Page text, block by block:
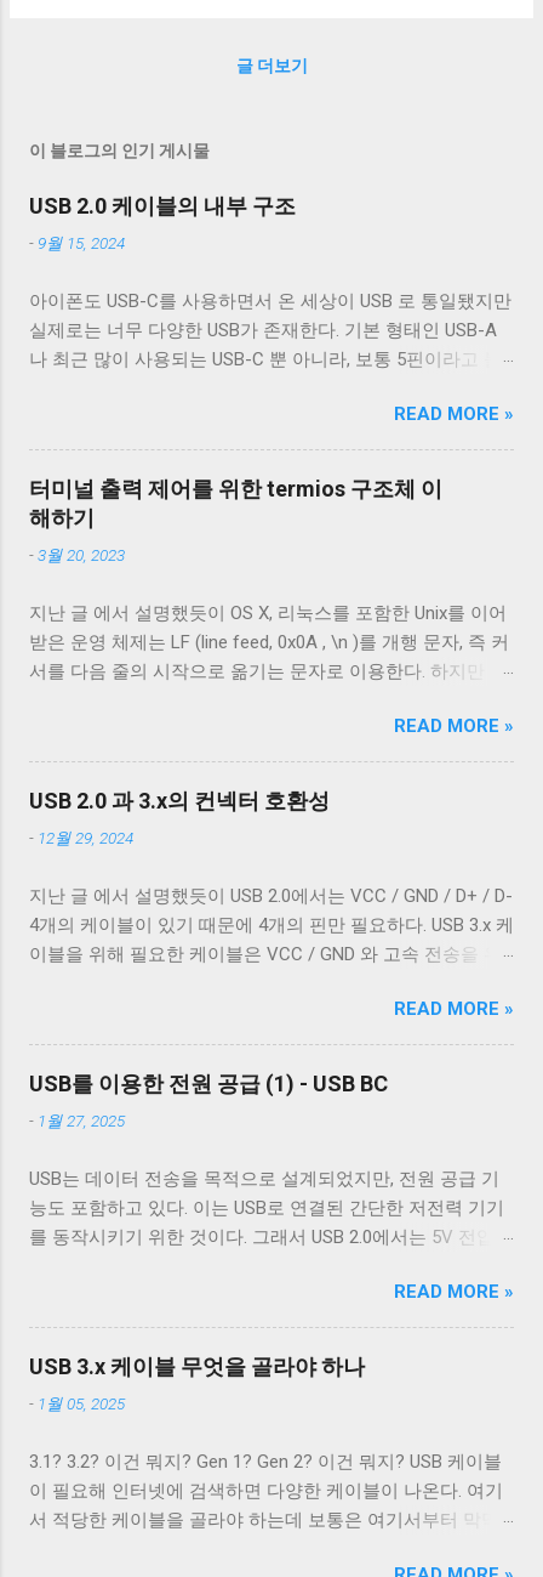
하지 않은 dictionary, set, list 등을 인자로 받는 함수는 이 데
으로 변환해야 한다. 게다가 keyword argument 를...
0x5678FFF5 , 0x5678FFF6 , 0x5678FFF7 인 경우 모두
space에서 쓸 수 있는 최대 메모리가 제한돼 있다. 예를 들어
32-bit 윈도우에서 user space는 최대 3GB 까지 늘릴 수 있지
만 , 기본적으로 2GB이다. 즉, MSB(Most Significant Bit) 1 bit
를 tag에 쓸 수 있다. 64-bit 리눅스라면, 프로세스당 최대 메
MSB로부터 16 bit를 tag에 사용할 수 있다. 하지만 위의 두 예
시에서 보았듯이 tag에 이용할 수 있는 MSB의 크기는 시스템
별로 다르다. 따라서 MSB를 tagged pointer로 사용하는 경우
든 포인터에 일반적으로 적용하지 않아도 된다. 그보다는 테
이블같은 것에 저장할 포인터에만 사용하거나 포인터를 리턴
하는 함수에 대해서만 사용하는 것이 일반적이다. 특히 포인
터와 추가 정보를 리턴하...
글 더보기
이 블로그의 인기 게시물
USB 2.0 케이블의 내부 구조
- 9월 15, 2024
아이폰도 USB-C를 사용하면서 온 세상이 USB 로 통일됐지만
실제로는 너무 다양한 USB가 존재한다. 기본 형태인 USB-A
나 최근 많이 사용되는 USB-C 뿐 아니라, 보통 5핀이라고 불
그래도 컨넥터는 모양이 다르기 때문에 쉽게 구분할 수 있는
데 케이블은 답이 없다. 겉으로는 똑같아 보이는 케이블이라
도 어떤 케이블은 데이터 통신이 안 되고 어떤 케이블은 데이
터 통신이 가능하다. 이런 차이는 케이블 내부 구성에 따라 발
생한다. 이번 글에서는 USB 2.0 케이블의 내부를 통해 USB 케
이블에 대해 자세히 알아보겠다. Micro-B 케이블의 편조 차폐
2.0 케이블의 피복을 벗겨낸 것이다. 절연체 아래로 금속 선이
있는 것을 알 수 있다. 이 선들은 금속 선이지만 전선은 아니
다. 이 선은 전자기 차폐를 목적으로 들어간 금속 선이다. 실
는 두 종류의 차폐가 사용됐다. 하나는 얇은 금속 호일이고,
다른 하나는 얇은 도체의 가닥으로 이루어져 있다. 전자는 보
통 호일 차폐(Foil Shielding)라고 부르고 후자는 편조 차폐
다. 보통 편조 차폐가 저주파수 전자기파를 차단하는 것에 효
과적이고, 호일 차폐가 고주파수 전자기파를 차단하는 데 효
과적이다. USB 3.0의 고속 전송 케이블은 이 두 차폐를 사용하
항이다. 하지만 어지간한 싸구려 케이블을 쓰지 않는 한 요즘
이블이 ...
READ MORE »
터미널 출력 제어를 위한 termios 구조체 이
해하기
-3월 20, 2023
지난 글 에서 설명했듯이 OS X, 리눅스를 포함한 Unix를 이어
받은 운영 체제는 LF (line feed, 0x0A , \n )를 개행 문자, 즉 커
서를 다음 줄의 시작으로 옮기는 문자로 이용한다. 하지만 표
커서를 줄의 처음으로 이동하지 않는다. 파일을 항상 운영 체
제에 종속적인 애플리케이션을 통해서만 접근한다면 표준과
다른 동작은 문제되지 않는다. 하지만 파일과 입출력의 구분
이 없는 유닉스 계열에서 파일과 프로세스의 입출력이 상호
작용할 때 이 차이는 문제될 수 있다. 이 차이를 다루기 위해
하기 위한 플래그가 POSIX.1 표준이 정의 하는 termios 구조
체의 c_oflag 다. c_oflag 는 터미널이 받은 문자를 출력하기
전에 어떤 후처리를 할지에 대한 플래그다. c_oflag에서 가장
말지에 대한 플래그로 OPOST 가 꺼져있으면 다른 플래그와
상관없이 터미널은 받은 문자열을 그대로 보여준다. 이 플래
그를 끄는 경우는 거의 없다. 하지만 터미널을 텍스트를 보여
서 원하는대로 동작할 수 있게 해주는 플래그는 ONLCR 이다.
ONLCR 이 켜져 있으면 터미널은 출력을 해석할 때 NL 을
CRNL 로 해석한다. 즉, Unix에서도 ONLCR 이 꺼져있다면, LF
위치의 다음 줄로 이동한다. Unix 계열 운영 체제에서 윈도우
할 수 있다. 이외에도 구형 Mac OS 처럼 동작하게 해주는
OCRNL 플래그나 탭문자( 0x09 , \t )를...
READ MORE »
USB 2.0 과 3.x의 컨넥터 호환성
- 12월 29, 2024
지난 글 에서 설명했듯이 USB 2.0에서는 VCC / GND / D+ / D-
4개의 케이블이 있기 때문에 4개의 핀만 필요하다. USB 3.x 케
이블을 위해 필요한 케이블은 VCC / GND 와 고속 전송을 위
에 대한 자세한 설명은 다음 기회에 하도록 하겠다.) 그리고
혹시 차폐에 쌓여있을 수 있는 노이즈를 접지로 보내 안전하
게 제거하기 위한 GND_DRAIN 케이블까지 총 7개의 케이블
이 사용된다. 이 중 VCC 와 GND 는 USB 2.0에서 사용하는 선
과 공유하기 때문에 새로운 5개의 선이 더 필요하다. 이미지
결하기 위해 USB 3.0 표준은 새로운 모양의 Type B 컨넥터를
도입했다. 기존 Type B 컨넥터는 4개의 핀만을 가지고 있고
확장할 수 없는 구조로 돼있기 때문이다. 따라서 Type B 컨넥
USB 3.0 케이블인지 쉽게 구분할 수 있다. 하지만 Type A 컨넥
터나 Type C 컨넥터는 상황이 다르다. 상하 대칭으로 24개의
핀을 가져 최대 12개의 선을 연결할 수 있는 Type C 컨넥터는
야 한다. 그렇지 않으면 다음과 같이 Type C - Type C 케이블
이지만 최대 전송 속도가 480 Mbps인 케이블을 만나게 된다.
USB 2.0 Type C 케이블도 존재한다. Type A 컨넥터는 상황이
설계됐다. 하지만 Type B와는 다르게 Type A 컨넥터는 너무
READ MORE »
USB를 이용한 전원 공급 (1) - USB BC
- 1월 27, 2025
USB는 데이터 전송을 목적으로 설계되었지만, 전원 공급 기
능도 포함하고 있다. 이는 USB로 연결된 간단한 저전력 기기
를 동작시키기 위한 것이다. 그래서 USB 2.0에서는 5V 전압과
가능하다. 하지만 이 스펙은 어디까지나 USB를 통한 데이터
통신을 하는 데 필요한 디바이스를 동작시키기 위함이지,
USB를 전원 공급을 위해 이용하려는 목적은 아니었다. 따라
서 저전력 기기가 아닌 외장 하드 같은 디바이스는 별도의 전
원 공급을 필요로 했고, USB를 통한 전원 충전은 USB가 본래
지만 iPod을 비롯한 많은 MP3 플레이어나 PMP 플레이어들
이 이를 이용한 충전 기능을 가지고 나왔다. 어차피 데이터 통
신을 위해 USB 포트가 필요하니 별도의 충전 포트를 만드는
READ MORE »
USB 3.x 케이블 무엇을 골라야 하나
- 1월 05, 2025
3.1? 3.2? 이건 뭐지? Gen 1? Gen 2? 이건 뭐지? USB 케이블
이 필요해 인터넷에 검색하면 다양한 케이블이 나온다. 여기
서 적당한 케이블을 골라야 하는데 보통은 여기서부터 막막